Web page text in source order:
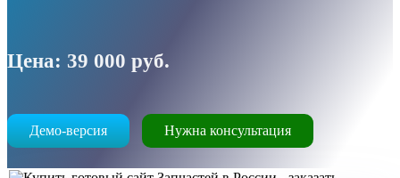
Цена: 39 000 руб.
Демо-версия Нужна консультация